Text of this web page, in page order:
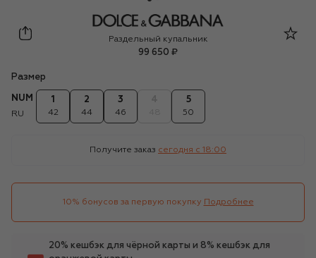
Dolce & Gabbana
Раздельный купальник
99 650 ₽
Размер
NUM
RU
1
42
2
44
3
46
5
50
Получите заказ сегодня c 18:00
10% бонусов за первую покупку Подробнее
20% кешбэк для чёрной карты и 8% кешбэк для